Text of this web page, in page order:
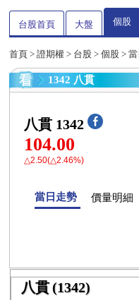
台股首頁 大盤 個股
首頁 > 證期權 > 台股 > 個股 >
1342 八貫
八貫 1342
104.00
△2.50(△2.46%)
當日走勢 價量明細